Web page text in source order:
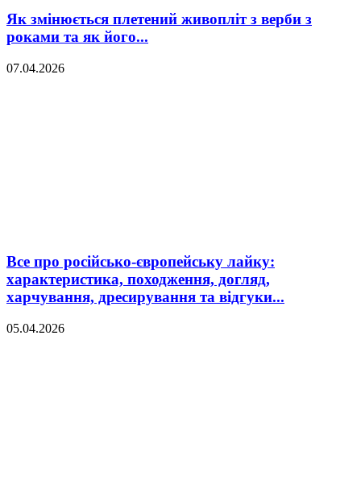
Як змінюється плетений живопліт з верби з
роками та як його...
07.04.2026
Все про російсько-європейську лайку:
характеристика, походження, догляд,
харчування, дресирування та відгуки...
05.04.2026